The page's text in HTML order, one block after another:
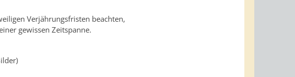
Verjährungsfristen beachten,
gewissen Zeitspanne.